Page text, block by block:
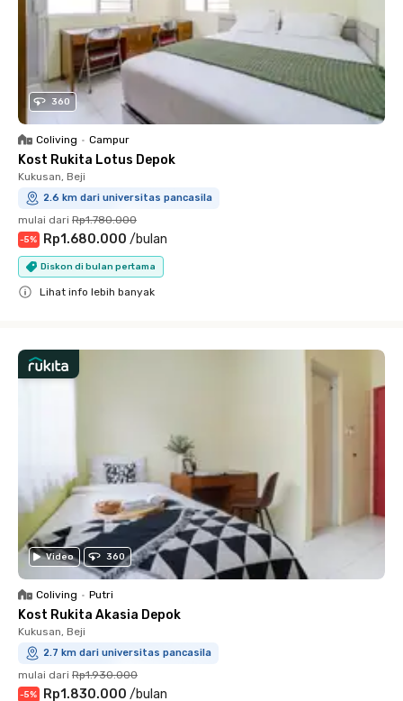
360
Coliving • Campur
Kost Rukita Lotus Depok
Kukusan, Beji
2.6 km dari universitas pancasila
mulai dari Rp1.780.000
-5% Rp1.680.000 /bulan
Diskon di bulan pertama
Lihat info lebih banyak
Video 360
Coliving • Putri
Kost Rukita Akasia Depok
Kukusan, Beji
2.7 km dari universitas pancasila
mulai dari Rp1.930.000
-5% Rp1.830.000 /bulan